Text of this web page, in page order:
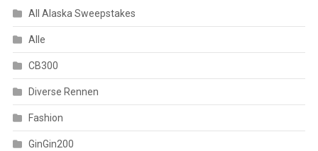
All Alaska Sweepstakes
Alle
CB300
Diverse Rennen
Fashion
GinGin200